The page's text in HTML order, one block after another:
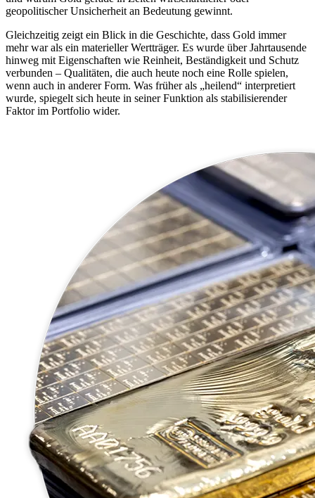
geopolitischer Unsicherheit an Bedeutung gewinnt.
Gleichzeitig zeigt ein Blick in die Geschichte, dass Gold immer
mehr war als ein materieller Wertträger. Es wurde über Jahrtausende
hinweg mit Eigenschaften wie Reinheit, Beständigkeit und Schutz
verbunden – Qualitäten, die auch heute noch eine Rolle spielen,
wenn auch in anderer Form. Was früher als „heilend“ interpretiert
wurde, spiegelt sich heute in seiner Funktion als stabilisierender
Faktor im Portfolio wider.